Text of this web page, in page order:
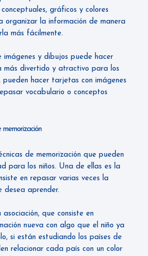
gráficos y colores
organizar la información de manera
más fácilmente.
imágenes y dibujos puede hacer
más divertido y atractivo para los
pueden hacer tarjetas con imágenes
vocabulario o conceptos
memorización
de memorización que pueden
para los niños. Una de ellas es la
en repasar varias veces la
desea aprender.
que consiste en
nueva con algo que el niño ya
si están estudiando los países de
relacionar cada país con un color